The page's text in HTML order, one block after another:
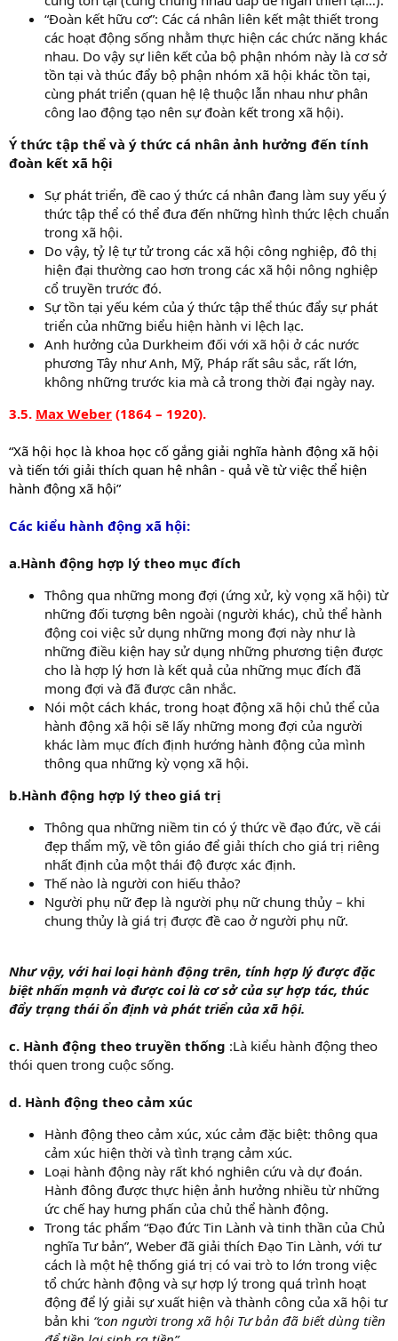
“Đoàn kết hữu cơ”: Các cá nhân liên kết mật thiết trong
các hoạt động sống nhằm thực hiện các chức năng khác
nhau. Do vậy sự liên kết của bộ phận nhóm này là cơ sở
tồn tại và thúc đẩy bộ phận nhóm xã hội khác tồn tại,
cùng phát triển (quan hệ lệ thuộc lẫn nhau như phân
công lao động tạo nên sự đoàn kết trong xã hội).
Ý thức tập thể và ý thức cá nhân ảnh hưởng đến tính
đoàn kết xã hội
Sự phát triển, đề cao ý thức cá nhân đang làm suy yếu ý
thức tập thể có thể đưa đến những hình thức lệch chuẩn
trong xã hội.
Do vậy, tỷ lệ tự tử trong các xã hội công nghiệp, đô thị
hiện đại thường cao hơn trong các xã hội nông nghiệp
cổ truyền trước đó.
Sự tồn tại yếu kém của ý thức tập thể thúc đẩy sự phát
triển của những biểu hiện hành vi lệch lạc.
Anh hưởng của Durkheim đối với xã hội ở các nước
phương Tây như Anh, Mỹ, Pháp rất sâu sắc, rất lớn,
không những trước kia mà cả trong thời đại ngày nay.
3.5. Max Weber (1864 – 1920).
“Xã hội học là khoa học cố gắng giải nghĩa hành động xã hội
và tiến tới giải thích quan hệ nhân - quả về từ việc thể hiện
hành động xã hội”
Các kiểu hành động xã hội:
a.Hành động hợp lý theo mục đích
Thông qua những mong đợi (ứng xử, kỳ vọng xã hội) từ
những đối tượng bên ngoài (người khác), chủ thể hành
động coi việc sử dụng những mong đợi này như là
những điều kiện hay sử dụng những phương tiện được
cho là hợp lý hơn là kết quả của những mục đích đã
mong đợi và đã được cân nhắc.
Nói một cách khác, trong hoạt động xã hội chủ thể của
hành động xã hội sẽ lấy những mong đợi của người
khác làm mục đích định hướng hành động của mình
thông qua những kỳ vọng xã hội.
b.Hành động hợp lý theo giá trị
Thông qua những niềm tin có ý thức về đạo đức, về cái
đẹp thẩm mỹ, về tôn giáo để giải thích cho giá trị riêng
nhất định của một thái độ được xác định.
Thế nào là người con hiếu thảo?
Người phụ nữ đẹp là người phụ nữ chung thủy – khi
chung thủy là giá trị được đề cao ở người phụ nữ.
Như vậy, với hai loại hành động trên, tính hợp lý được đặc
biệt nhấn mạnh và được coi là cơ sở của sự hợp tác, thúc
đẩy trạng thái ổn định và phát triển của xã hội.
c. Hành động theo truyền thống :Là kiểu hành động theo
thói quen trong cuộc sống.
d. Hành động theo cảm xúc
Hành động theo cảm xúc, xúc cảm đặc biệt: thông qua
cảm xúc hiện thời và tình trạng cảm xúc.
Loại hành động này rất khó nghiên cứu và dự đoán.
Hành đông được thực hiện ảnh hưởng nhiều từ những
ức chế hay hưng phấn của chủ thể hành động.
Trong tác phẩm “Đạo đức Tin Lành và tinh thần của Chủ
nghĩa Tư bản”, Weber đã giải thích Đạo Tin Lành, với tư
cách là một hệ thống giá trị có vai trò to lớn trong việc
tổ chức hành động và sự hợp lý trong quá trình hoạt
động để lý giải sự xuất hiện và thành công của xã hội tư
bản khi “con người trong xã hội Tư bản đã biết dùng tiền